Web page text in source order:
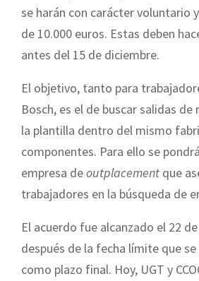
se harán con carácter voluntario
de 10.000 euros. Estas deben
antes del 15 de diciembre.
El objetivo, tanto para
Bosch, es el de buscar salidas de
la plantilla dentro del mismo
componentes. Para ello se
empresa deoutplacement que
trabajadores en la búsqueda de
El acuerdo fue alcanzado el 22
después de la fecha límite que
como plazo final. Hoy, UGT y